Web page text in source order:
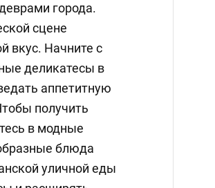
города.
сцене
вкус. Начните с
деликатесы в
аппетитную
получить
в модные
блюда
уличной еды